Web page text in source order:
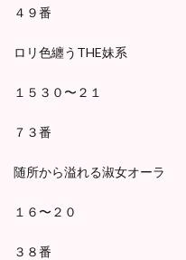
４９番
ロリ色纏うTHE妹系
１５３０〜２１
７３番
随所から溢れる淑女オーラ
１６〜２０
３８番